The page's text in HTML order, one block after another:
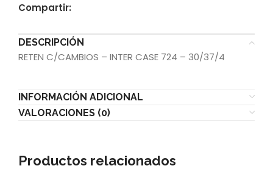
Compartir:
DESCRIPCIÓN
RETEN C/CAMBIOS – INTER CASE 724 – 30/37/4
INFORMACIÓN ADICIONAL
VALORACIONES (0)
Productos relacionados